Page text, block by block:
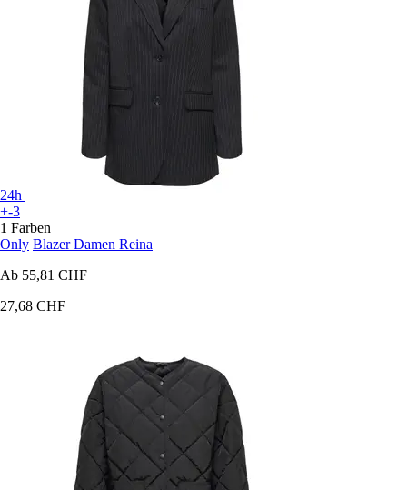
24h
+-3
1 Farben
Only Blazer Damen Reina
Ab 55,81 CHF
27,68 CHF